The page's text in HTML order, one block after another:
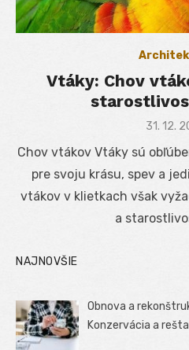
Vtáky: Chov
Posted
31. 12.
Chov vtákov Vtáky sú
pre svoju krásu, spev a
vtákov v klietkach však
a
NAJNOVŠIE
Obnova a
Konzervácia a